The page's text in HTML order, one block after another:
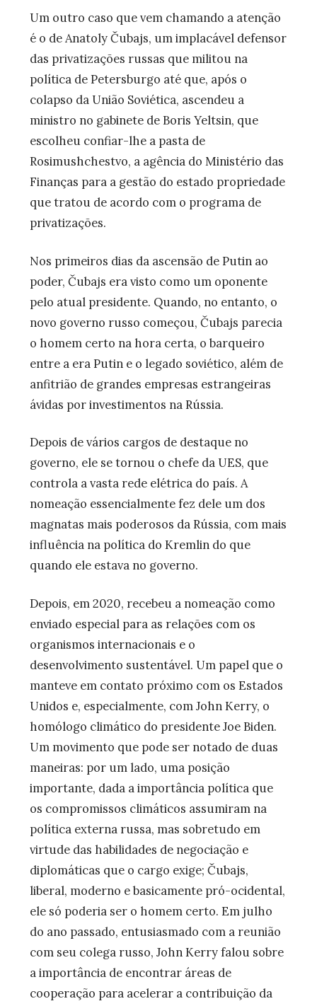
Um outro caso que vem chamando a atenção
é o de Anatoly Čubajs, um implacável defensor
das privatizações russas que militou na
política de Petersburgo até que, após o
colapso da União Soviética, ascendeu a
ministro no gabinete de Boris Yeltsin, que
escolheu confiar-lhe a pasta de
Rosimushchestvo, a agência do Ministério das
Finanças para a gestão do estado propriedade
que tratou de acordo com o programa de
privatizações.
Nos primeiros dias da ascensão de Putin ao
poder, Čubajs era visto como um oponente
pelo atual presidente. Quando, no entanto, o
novo governo russo começou, Čubajs parecia
o homem certo na hora certa, o barqueiro
entre a era Putin e o legado soviético, além de
anfitrião de grandes empresas estrangeiras
ávidas por investimentos na Rússia.
Depois de vários cargos de destaque no
governo, ele se tornou o chefe da UES, que
controla a vasta rede elétrica do país. A
nomeação essencialmente fez dele um dos
magnatas mais poderosos da Rússia, com mais
influência na política do Kremlin do que
quando ele estava no governo.
Depois, em 2020, recebeu a nomeação como
enviado especial para as relações com os
organismos internacionais e o
desenvolvimento sustentável. Um papel que o
manteve em contato próximo com os Estados
Unidos e, especialmente, com John Kerry, o
homólogo climático do presidente Joe Biden.
Um movimento que pode ser notado de duas
maneiras: por um lado, uma posição
importante, dada a importância política que
os compromissos climáticos assumiram na
política externa russa, mas sobretudo em
virtude das habilidades de negociação e
diplomáticas que o cargo exige; Čubajs,
liberal, moderno e basicamente pró-ocidental,
ele só poderia ser o homem certo. Em julho
do ano passado, entusiasmado com a reunião
com seu colega russo, John Kerry falou sobre
a importância de encontrar áreas de
cooperação para acelerar a contribuição da